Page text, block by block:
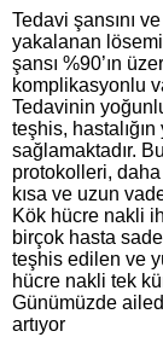
Tedavi şansını
yakalanan
şansı %90’ın
komplikasyonlu
Tedavinin
teşhis, hastalığın
sağlamaktadır.
protokolleri, daha
kısa ve uzun
Kök hücre nakli
birçok hasta
teşhis edilen ve
hücre nakli tek
Günümüzde
artıyor